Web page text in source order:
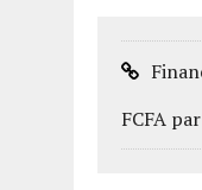
FCFA